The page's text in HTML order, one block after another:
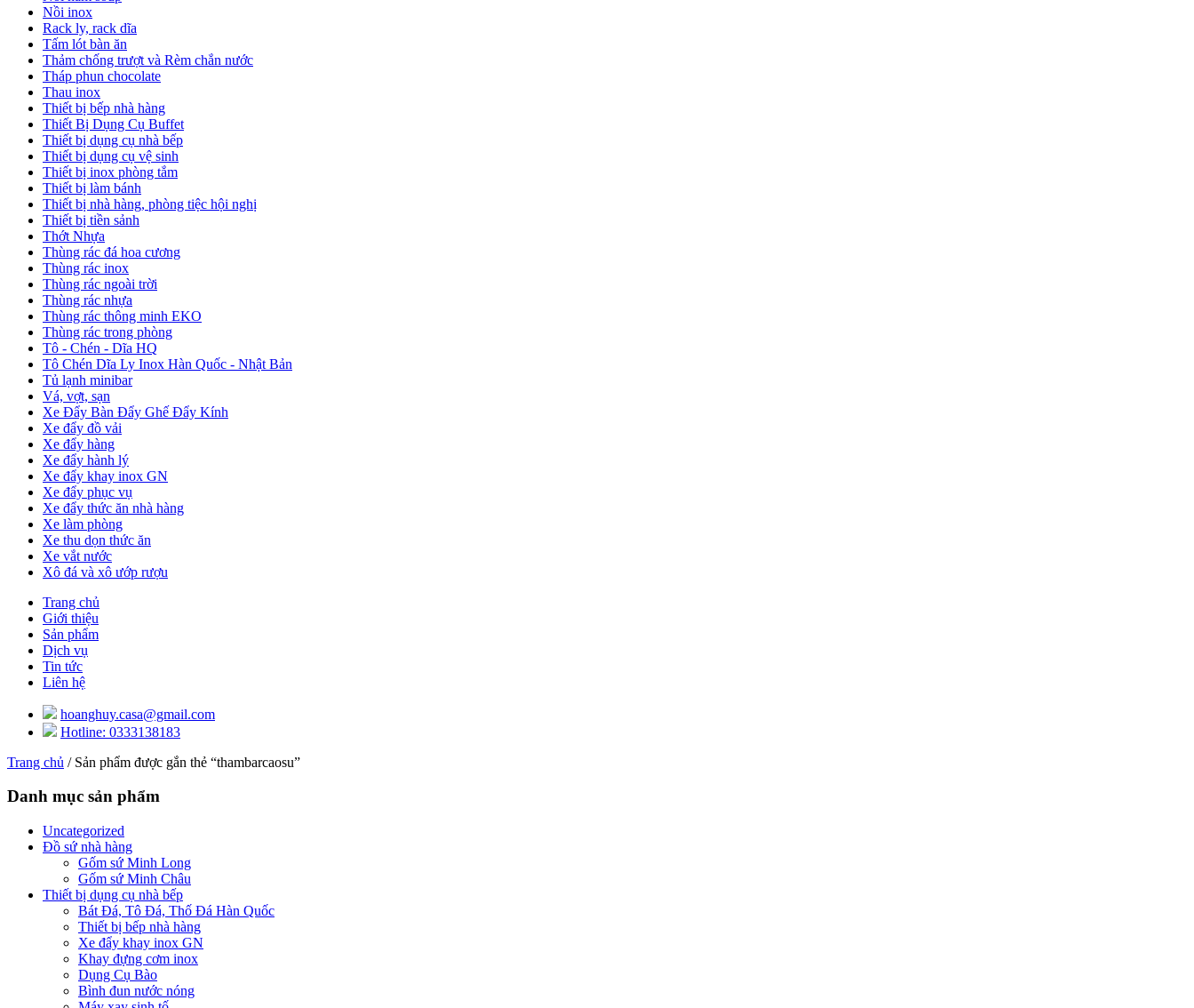
Nồi inox
Rack ly, rack dĩa
Tấm lót bàn ăn
Thảm chống trượt và Rèm chắn nước
Tháp phun chocolate
Thau inox
Thiết bị bếp nhà hàng
Thiết Bị Dụng Cụ Buffet
Thiết bị dụng cụ nhà bếp
Thiết bị dụng cụ vệ sinh
Thiết bị inox phòng tắm
Thiết bị làm bánh
Thiết bị nhà hàng, phòng tiệc hội nghị
Thiết bị tiền sảnh
Thớt Nhựa
Thùng rác đá hoa cương
Thùng rác inox
Thùng rác ngoài trời
Thùng rác nhựa
Thùng rác thông minh EKO
Thùng rác trong phòng
Tô - Chén - Dĩa HQ
Tô Chén Dĩa Ly Inox Hàn Quốc - Nhật Bản
Tủ lạnh minibar
Vá, vợt, sạn
Xe Đẩy Bàn Đẩy Ghế Đẩy Kính
Xe đẩy đồ vải
Xe đẩy hàng
Xe đẩy hành lý
Xe đẩy khay inox GN
Xe đẩy phục vụ
Xe đẩy thức ăn nhà hàng
Xe làm phòng
Xe thu dọn thức ăn
Xe vắt nước
Xô đá và xô ướp rượu
Trang chủ
Giới thiệu
Sản phẩm
Dịch vụ
Tin tức
Liên hệ
hoanghuy.casa@gmail.com
Hotline: 0333138183
Trang chủ / Sản phẩm được gắn thẻ “thambarcaosu”
Danh mục sản phẩm
Uncategorized
Đồ sứ nhà hàng
Gốm sứ Minh Long
Gốm sứ Minh Châu
Thiết bị dụng cụ nhà bếp
Bát Đá, Tô Đá, Thố Đá Hàn Quốc
Thiết bị bếp nhà hàng
Xe đẩy khay inox GN
Khay đựng cơm inox
Dụng Cụ Bào
Bình đun nước nóng